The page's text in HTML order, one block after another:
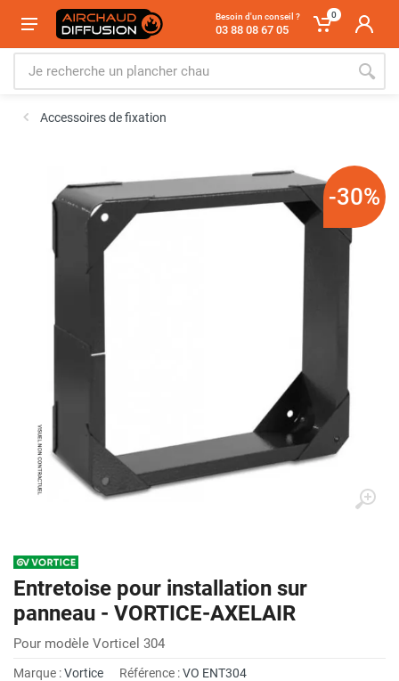
Besoin d'un conseil ?
03 88 08 67 05
0
Accessoires de fixation
-30%
Entretoise pour installation sur
panneau - VORTICE-AXELAIR
Pour modèle Vorticel 304
Marque :Vortice Référence :VO ENT304